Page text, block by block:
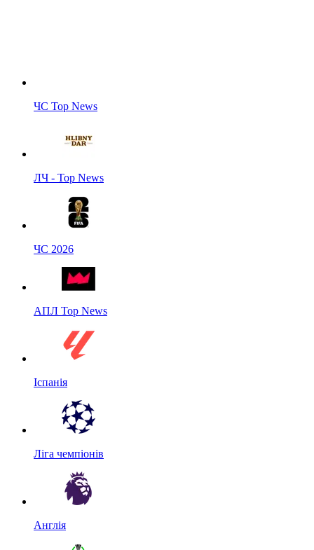
ЧС Top News
ЛЧ - Top News
ЧС 2026
АПЛ Top News
Іспанія
Ліга чемпіонів
Англія